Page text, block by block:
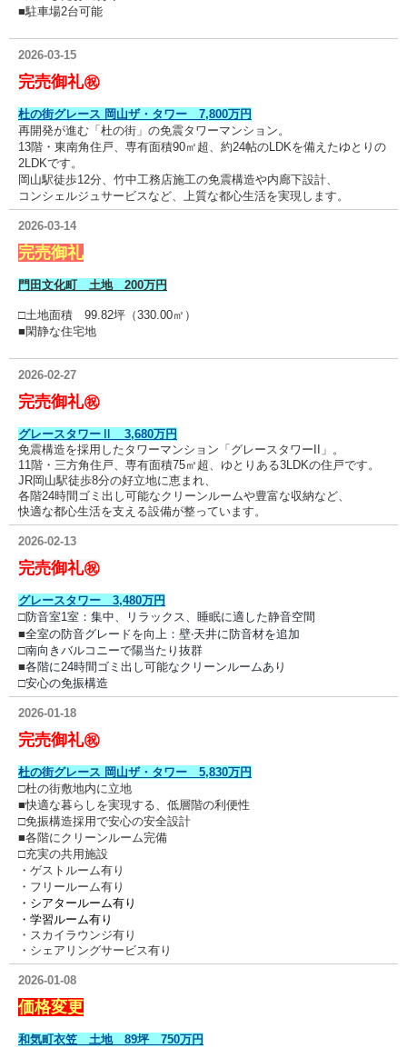
■駐車場2台可能
2026-03-15
完売御礼㊗
杜の街グレース 岡山ザ・タワー 7,800万円
再開発が進む「杜の街」の免震タワーマンション。
13階・東南角住戸、専有面積90㎡超、約24帖のLDKを備えたゆとりの
2LDKです。
岡山駅徒歩12分、竹中工務店施工の免震構造や内廊下設計、
コンシェルジュサービスなど、上質な都心生活を実現します。
2026-03-14
完売御礼
門田文化町 土地 200万円
□土地面積 99.82坪（330.00㎡）
■閑静な住宅地
2026-02-27
完売御礼㊗
グレースタワーⅡ 3,680万円
免震構造を採用したタワーマンション「グレースタワーII」。
11階・三方角住戸、専有面積75㎡超、ゆとりある3LDKの住戸です。
JR岡山駅徒歩8分の好立地に恵まれ、
各階24時間ゴミ出し可能なクリーンルームや豊富な収納など、
快適な都心生活を支える設備が整っています。
2026-02-13
完売御礼㊗
グレースタワー 3,480万円
□防音室1室：集中、リラックス、睡眠に適した静音空間
■全室の防⾳グレードを向上：壁‧天井に防⾳材を追加
□南向きバルコニーで陽当たり抜群
■各階に24時間ゴミ出し可能なクリーンルームあり
□安心の免振構造
2026-01-18
完売御礼㊗
杜の街グレース 岡山ザ・タワー 5,830万円
□杜の街敷地内に立地
■快適な暮らしを実現する、低層階の利便性
□免振構造採用で安心の安全設計
■各階にクリーンルーム完備
□充実の共用施設
・ゲストルーム有り
・フリールーム有り
・シアタールーム有り
・学習ルーム有り
・スカイラウンジ有り
・シェアリングサービス有り
2026-01-08
価格変更
和気町衣笠 土地 89坪 750万円